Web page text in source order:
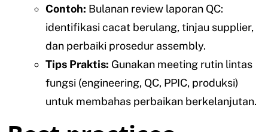
Contoh: Bulanan review laporan QC:
identifikasi cacat berulang, tinjau supplier,
dan perbaiki prosedur assembly.
Tips Praktis: Gunakan meeting rutin lintas
fungsi (engineering, QC, PPIC, produksi)
untuk membahas perbaikan berkelanjutan.